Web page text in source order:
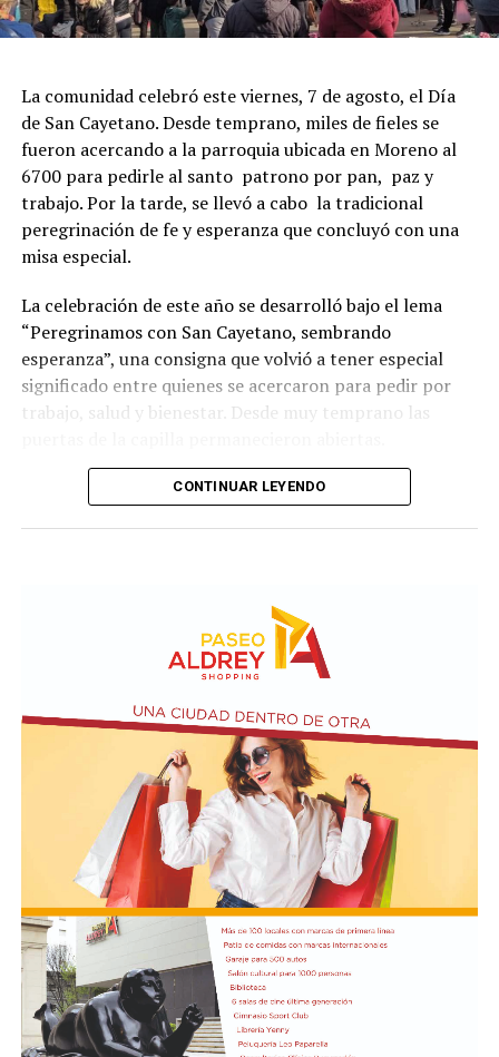
La comunidad celebró este viernes, 7 de agosto, el Día
de San Cayetano. Desde temprano, miles de fieles se
fueron acercando a la parroquia ubicada en Moreno al
6700 para pedirle al santo patrono por pan, paz y
trabajo. Por la tarde, se llevó a cabo la tradicional
peregrinación de fe y esperanza que concluyó con una
misa especial.
La celebración de este año se desarrolló bajo el lema
“Peregrinamos con San Cayetano, sembrando
esperanza”, una consigna que volvió a tener especial
significado entre quienes se acercaron para pedir por
trabajo, salud y bienestar. Desde muy temprano las
La imagen del santo salió del santuario de Moreno al
En paralelo, distintos gremios y organizaciones sociales
se sumaron bajo las consignas de paz, pan, tierra, techo
desocupados.
CONTINUAR LEYENDO